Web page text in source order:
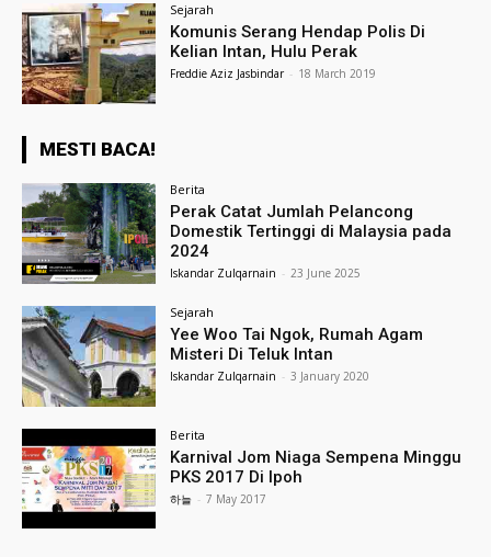
Sejarah
Komunis Serang Hendap Polis Di
Kelian Intan, Hulu Perak
Freddie Aziz Jasbindar - 18 March 2019
MESTI BACA!
Berita
Perak Catat Jumlah Pelancong
Domestik Tertinggi di Malaysia pada
2024
Iskandar Zulqarnain - 23 June 2025
Sejarah
Yee Woo Tai Ngok, Rumah Agam
Misteri Di Teluk Intan
Iskandar Zulqarnain - 3 January 2020
Berita
Karnival Jom Niaga Sempena Minggu
PKS 2017 Di Ipoh
하늘 - 7 May 2017